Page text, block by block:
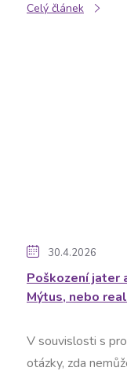
Celý článek
30.4.2026
Poškození jater
Mýtus, nebo
V souvislosti s
otázky, zda